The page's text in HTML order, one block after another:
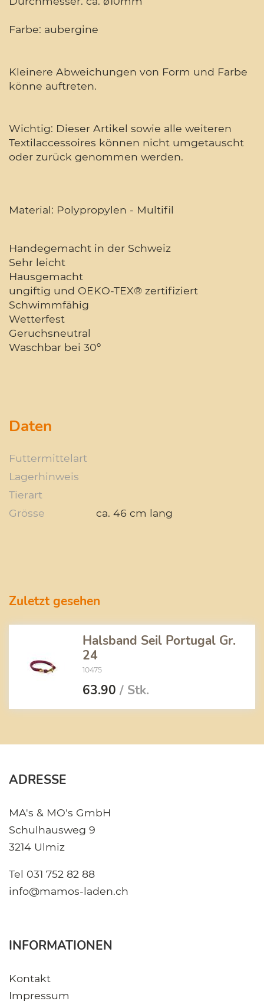
Farbe: aubergine
Kleinere Abweichungen von Form und Farbe
könne auftreten.
Wichtig: Dieser Artikel sowie alle weiteren
Textilaccessoires können nicht umgetauscht
oder zurück genommen werden.
Material: Polypropylen - Multifil
Handegemacht in der Schweiz
Sehr leicht
Hausgemacht
ungiftig und OEKO-TEX® zertifiziert
Schwimmfähig
Wetterfest
Geruchsneutral
Waschbar bei 30º
Daten
Futtermittelart
Lagerhinweis
Tierart
Grösse
ca. 46 cm lang
Zuletzt gesehen
Halsband Seil Portugal Gr.
24
10475
63.90 / Stk.
ADRESSE
MA's & MO's GmbH
Schulhausweg 9
3214 Ulmiz
Tel 031 752 82 88
info@mamos-laden.ch
INFORMATIONEN
Kontakt
Impressum